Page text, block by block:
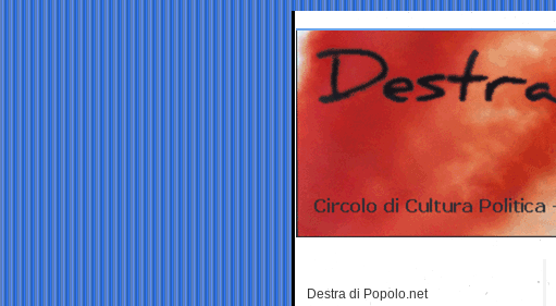
Destra di Popolo.net